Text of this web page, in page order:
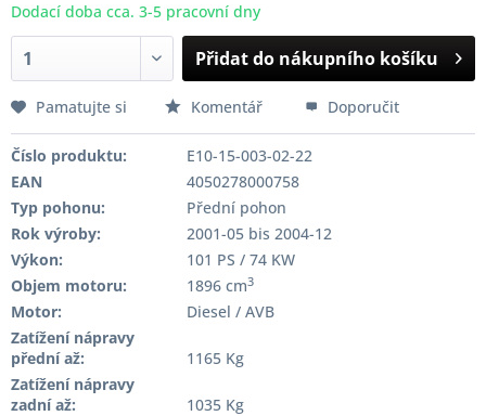
Dodací doba cca. 3-5 pracovní dny
Přidat do nákupního košíku
Pamatujte si Komentář Doporučit
Číslo produktu:
E10-15-003-02-22
EAN
4050278000758
Typ pohonu:
Přední pohon
Rok výroby:
2001-05 bis 2004-12
Výkon:
101 PS / 74 KW
Objem motoru:
1896 cm3
Motor:
Diesel / AVB
Zatížení nápravy
přední až:
1165 Kg
Zatížení nápravy
zadní až:
1035 Kg